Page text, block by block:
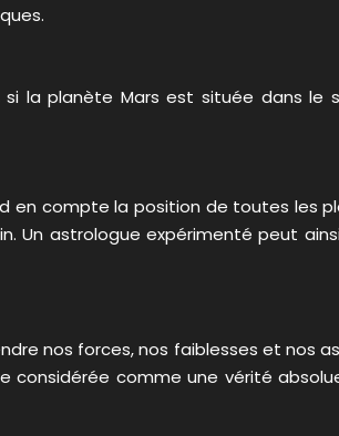
la planète Mars est située dans le
en compte la position de toutes les
Un astrologue expérimenté peut
nos forces, nos faiblesses et nos
considérée comme une vérité